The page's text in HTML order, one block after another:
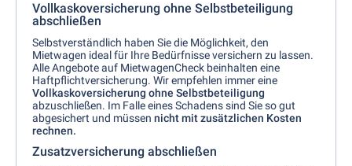
Vollkaskoversicherung ohne Selbstbeteiligung
abschließen
Selbstverständlich haben Sie die Möglichkeit, den
Mietwagen ideal für Ihre Bedürfnisse versichern zu lassen.
Alle Angebote auf MietwagenCheck beinhalten eine
Haftpflichtversicherung. Wir empfehlen immer eine
Vollkaskoversicherung ohne Selbstbeteiligung
abzuschließen. Im Falle eines Schadens sind Sie so gut
abgesichert und müssen nicht mit zusätzlichen Kosten
rechnen.
Zusatzversicherung abschließen